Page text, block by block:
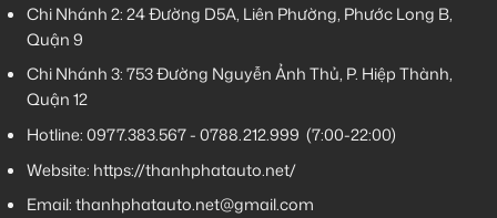
Chi Nhánh 2:24 Đường D5A, Liên Phường, Phước Long B,
Quận 9
Chi Nhánh 3:753 Đường Nguyễn Ảnh Thủ, P. Hiệp Thành,
Quận 12
Hotline:0977.383.567-0788.212.999 (7:00-22:00)
Website: https://thanhphatauto.net/
Email:thanhphatauto.net@gmail.com